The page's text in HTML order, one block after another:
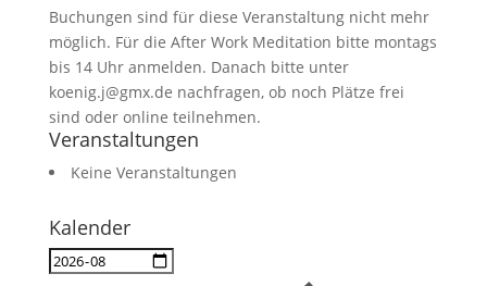
Buchungen sind für diese Veranstaltung nicht mehr
möglich. Für die After Work Meditation bitte montags
bis 14 Uhr anmelden. Danach bitte unter
koenig.j@gmx.de nachfragen, ob noch Plätze frei
sind oder online teilnehmen.
Veranstaltungen
Keine Veranstaltungen
Kalender